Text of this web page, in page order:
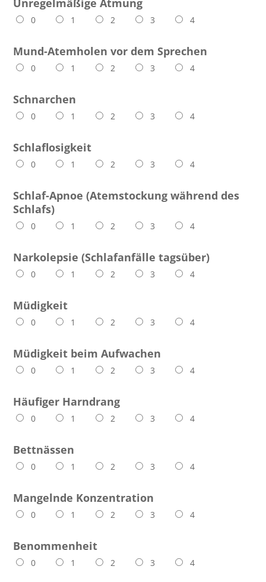
Unregelmäßige Atmung
0 1 2 3 4
Mund-Atemholen vor dem Sprechen
0 1 2 3 4
Schnarchen
0 1 2 3 4
Schlaflosigkeit
0 1 2 3 4
Schlaf-Apnoe (Atemstockung während des
Schlafs)
0 1 2 3 4
Narkolepsie (Schlafanfälle tagsüber)
0 1 2 3 4
Müdigkeit
0 1 2 3 4
Müdigkeit beim Aufwachen
0 1 2 3 4
Häufiger Harndrang
0 1 2 3 4
Bettnässen
0 1 2 3 4
Mangelnde Konzentration
0 1 2 3 4
Benommenheit
0 1 2 3 4